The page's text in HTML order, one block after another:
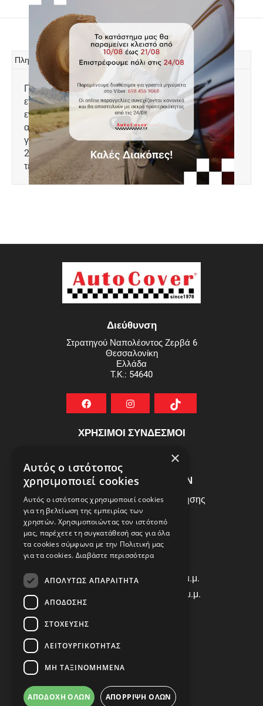
Πληροφορίες
Πατάκια δαπέδου μοκέτας ποιότητας Standard της
εταιρείας Rigum σε μαύρο χρώμα. Διαθέτουν
ενισχυμένο πάτημα στο πατάκι του οδηγού και
αντιολισθητικό υπόστρωμα. Ειδικά σχεδιασμένα
για: BMW 6 Series Fastback 5D (G32) μοντ. 2017 -
2022 Ποιότητα Standard πάχους 6mm. Σετ 4
τεμαχίων.
Διεύθυνση
Στρατηγού Ναπολέοντος Ζερβά 6
Θεσσαλονίκη
Ελλάδα
T.K.: 54640
ΧΡΗΣΙΜΟΙ ΣΥΝΔΕΣΜΟΙ
ΕΞΥΠΗΡΕΤΗΣΗ ΠΕΛΑΤΩΝ
Πολιτική Δεδομένων - Όροι Χρήσης
Πολιτική Επιστροφών
Όροι Χρήσης
ΩΡΑΡΙΟ ΛΕΙΤΟΥΡΓΙΑΣ
Δ | Τ | Τ | Π: 8:00 π.μ. - 18:00 μ.μ.
Παρασκευή: 8:00 π.μ. - 14:00 μ.μ.
Viber: 698 456 9068
E-mail: info@autocover.gr
×
Αυτός ο ιστότοπος
χρησιμοποιεί cookies
Αυτός ο ιστότοπος χρησιμοποιεί cookies
για τη βελτίωση της εμπειρίας των
χρηστών. Χρησιμοποιώντας τον ιστότοπό
μας, παρέχετε τη συγκατάθεσή σας για όλα
τα cookies σύμφωνα με την Πολιτική μας
για τα cookies. Διαβάστε περισσότερα
ΑΠΟΛΎΤΩΣ ΑΠΑΡΑΊΤΗΤΑ
ΑΠΌΔΟΣΗΣ
ΣΤΌΧΕΥΣΗΣ
ΛΕΙΤΟΥΡΓΙΚΌΤΗΤΑΣ
ΜΗ ΤΑΞΙΝΟΜΗΜΈΝΑ
ΑΠΟΔΟΧΉ ΌΛΩΝ ΑΠΌΡΡΙΨΗ ΌΛΩΝ